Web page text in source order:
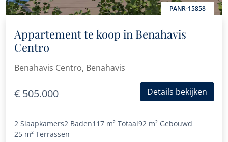
PANR-15858
Appartement te koop in Benahavis
Centro
Benahavis Centro, Benahavis
€ 505.000 Details bekijken
2 Slaapkamers2 Baden117 m² Totaal92 m² Gebouwd
25 m² Terrassen